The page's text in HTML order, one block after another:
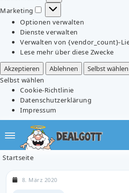
Marketing
Marketing
Optionen verwalten
Dienste verwalten
Verwalten von {vendor_count}-
Lese mehr über diese Zwecke
Akzeptieren
Ablehnen Selbst wählen
Selbst wählen
Cookie-Richtlinie
Datenschutzerklärung
Impressum
Startseite
8. März 2020